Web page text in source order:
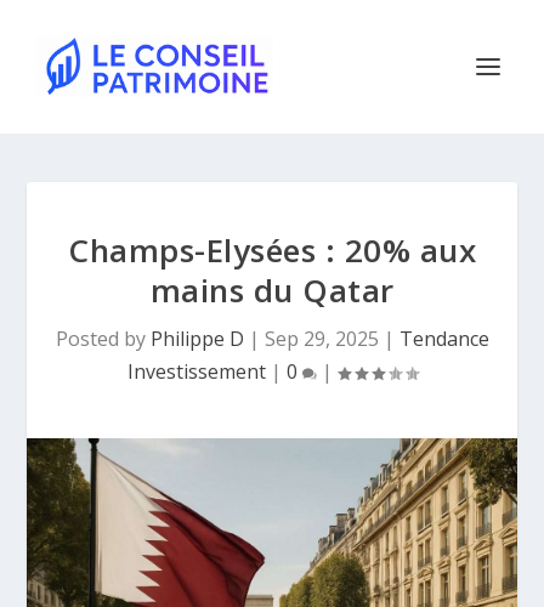
Champs-Elysées : 20% aux
mains du Qatar
Posted by Philippe D | Sep 29, 2025 | Tendance
Investissement| 0 |